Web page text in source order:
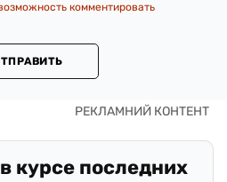
комментировать
курсе последних